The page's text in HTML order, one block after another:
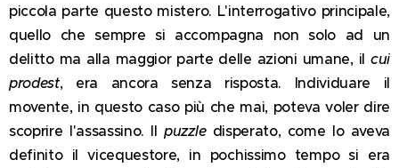
piccola parte questo mistero. L'interrogativo principale,
quello che sempre si accompagna non solo ad un
delitto ma alla maggior parte delle azioni umane, il cui
prodest, era ancora senza risposta. Individuare il
movente, in questo caso più che mai, poteva voler dire
scoprire l'assassino. Ilpuzzle disperato, come lo aveva
definito il vicequestore, in pochissimo tempo si era